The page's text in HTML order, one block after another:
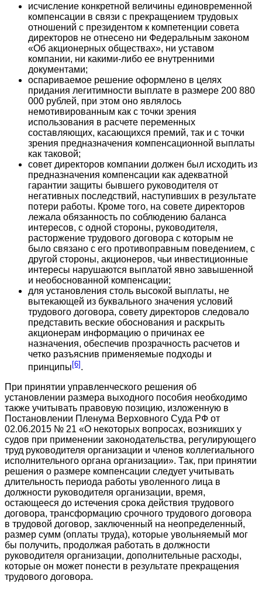
исчисление конкретной величины единовременной
компенсации в связи с прекращением трудовых
отношений с президентом к компетенции совета
директоров не отнесено ни Федеральным законом
«Об акционерных обществах», ни уставом
компании, ни какими-либо ее внутренними
документами;
оспариваемое решение оформлено в целях
придания легитимности выплате в размере 200 880
000 рублей, при этом оно являлось
немотивированным как с точки зрения
использования в расчете переменных
составляющих, касающихся премий, так и с точки
зрения предназначения компенсационной выплаты
как таковой;
совет директоров компании должен был исходить из
предназначения компенсации как адекватной
гарантии защиты бывшего руководителя от
негативных последствий, наступивших в результате
потери работы. Кроме того, на совете директоров
лежала обязанность по соблюдению баланса
интересов, с одной стороны, руководителя,
расторжение трудового договора с которым не
было связано с его противоправным поведением, с
другой стороны, акционеров, чьи инвестиционные
интересы нарушаются выплатой явно завышенной
и необоснованной компенсации;
для установления столь высокой выплаты, не
вытекающей из буквального значения условий
трудового договора, совету директоров следовало
представить веские обоснования и раскрыть
акционерам информацию о причинах ее
назначения, обеспечив прозрачность расчетов и
четко разъяснив применяемые подходы и
принципы [6] .
При принятии управленческого решения об
установлении размера выходного пособия необходимо
также учитывать правовую позицию, изложенную в
Постановлении Пленума Верховного Суда РФ от
02.06.2015 № 21 «О некоторых вопросах, возникших у
судов при применении законодательства, регулирующего
труд руководителя организации и членов коллегиального
исполнительного органа организации». Так, при принятии
решения о размере компенсации следует учитывать
длительность периода работы уволенного лица в
должности руководителя организации, время,
остающееся до истечения срока действия трудового
договора, трансформацию срочного трудового договора
в трудовой договор, заключенный на неопределенный,
размер сумм (оплаты труда), которые увольняемый мог
бы получить, продолжая работать в должности
руководителя организации, дополнительные расходы,
которые он может понести в результате прекращения
трудового договора.